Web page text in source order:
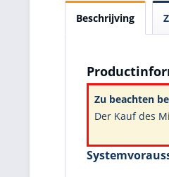
Beschrijving
Zu beachten
Der Kauf des